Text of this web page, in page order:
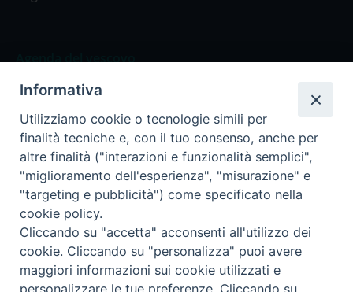
Agenda del vescovo
Agenda del vescovo
Privacy Policy Trasparenza
Termini e Condizioni
Informativa per il trattamento dei dati personali
Informativa
Utilizziamo cookie o tecnologie simili per
finalità tecniche e, con il tuo consenso, anche per
altre finalità ("interazioni e funzionalità semplici",
"miglioramento dell'esperienza", "misurazione" e
"targeting e pubblicità") come specificato nella
cookie policy.
Cliccando su "accetta" acconsenti all'utilizzo dei
cookie. Cliccando su "personalizza" puoi avere
maggiori informazioni sui cookie utilizzati e